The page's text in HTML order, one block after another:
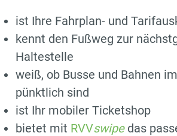
ist Ihre Fahrplan- und
kennt den Fußweg zur
Haltestelle
weiß, ob Busse und Bahnen
pünktlich sind
ist Ihr mobiler Ticketshop
bietet mit RVVswipedas